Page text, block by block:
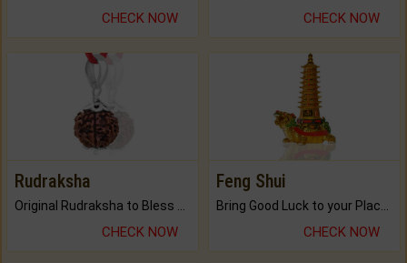
CHECK NOW CHECK NOW
Rudraksha
CHECK NOW
Feng Shui
CHECK NOW